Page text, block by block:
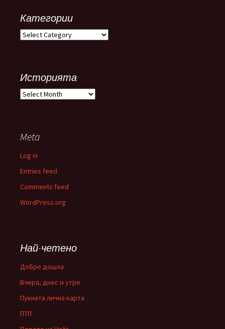
Категории
Категории
Историята
Историята
Meta
Log in
Entries feed
Comments feed
WordPress.org
Най-четено
Добре дошла
Вчера, днес и утре
Пукната лична карта
ПТП